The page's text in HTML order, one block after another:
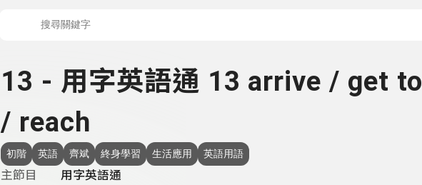
13 - 用字英語通 13 arrive / get to
/ reach
初階 英語 齊斌 終身學習 生活應用 英語用語
主節目
用字英語通